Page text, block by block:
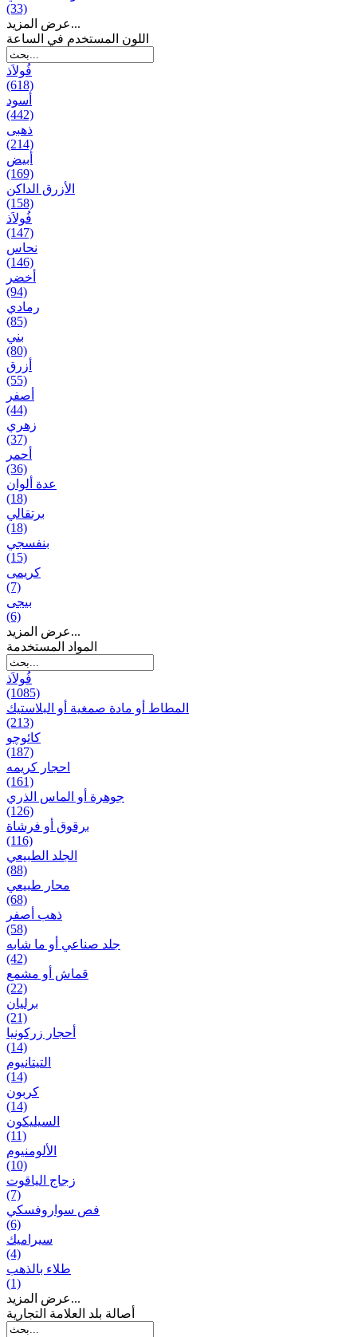
(33)
عرض المزيد...
اللون المستخدم في الساعة
فُولاَذ
(618)
أسود
(442)
ذهبی
(214)
أبيض
(169)
الأزرق الداكن
(158)
فُولاَذ
(147)
نحاس
(146)
أخضر
(94)
رمادي
(85)
بني
(80)
أزرق
(55)
أصفر
(44)
زهري
(37)
أحمر
(36)
عدة ألوان
(18)
برتقالي
(18)
بنفسجي
(15)
کریمی
(7)
بيجی
(6)
عرض المزيد...
المواد المستخدمة
فُولاَذ
(1085)
المطاط أو مادة صمغية أو البلاستيك
(213)
کائوچو
(187)
احجار کریمه
(161)
جوهرة أو الماس الذري
(126)
برقوق أو فرشاة
(116)
الجلد الطبيعي
(88)
محار طبيعي
(68)
ذهب أصفر
(58)
جلد صناعي أو ما شابه
(42)
قماش أو مشمع
(22)
برلیان
(21)
أحجار زركونيا
(14)
التيتانيوم
(14)
كربون
(14)
السيليكون
(11)
الألومنيوم
(10)
زجاج الياقوت
(7)
فص سواروفسكي
(6)
سيراميك
(4)
طلاء بالذهب
(1)
عرض المزيد...
أصالة بلد العلامة التجارية